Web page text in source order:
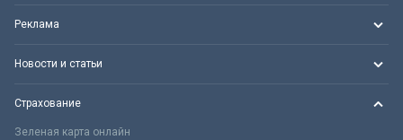
Реклама
Новости и статьи
Страхование
Зеленая карта онлайн